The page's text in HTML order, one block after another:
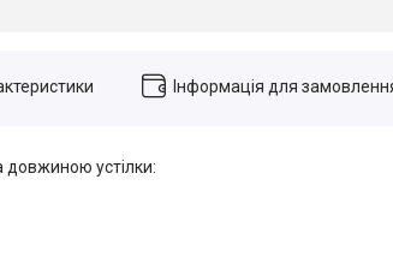
Інформація для
довжиною устілки: